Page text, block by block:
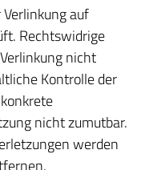
auf
Rechtswidrige
nicht
Kontrolle der
nicht zumutbar.
werden